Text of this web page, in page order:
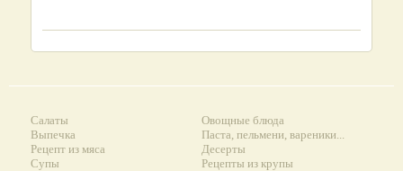
Салаты
Выпечка
Рецепт из мяса
Супы
Овощные блюда
Паста, пельмени, вареники...
Десерты
Рецепты из крупы